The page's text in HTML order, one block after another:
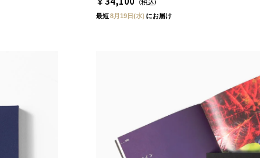
（税込）
最短8月19日(水) にお届け